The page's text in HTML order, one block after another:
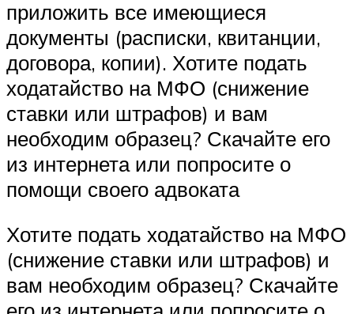
приложить все имеющиеся
документы (расписки, квитанции,
договора, копии). Хотите подать
ходатайство на МФО (снижение
ставки или штрафов) и вам
необходим образец? Скачайте его
из интернета или попросите о
помощи своего адвоката
Хотите подать ходатайство на МФО
(снижение ставки или штрафов) и
вам необходим образец? Скачайте